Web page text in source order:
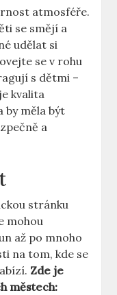
atmosféře.
se smějí a
udělat si
se v rohu
s dětmi –
kvalita
by měla být
a
stránku
mohou
až po mnoho
na tom, kde se
Zde je
městech: